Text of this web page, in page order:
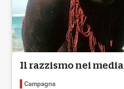
Il razzismo nei media
Campagna